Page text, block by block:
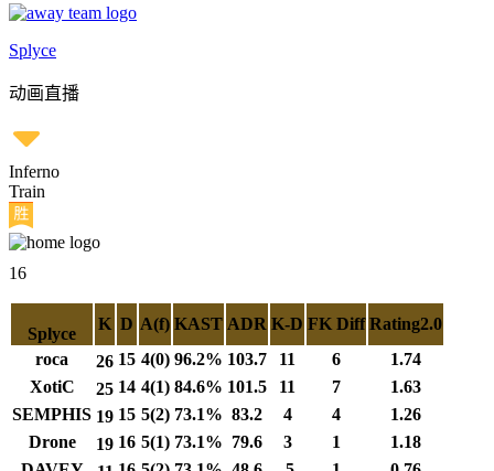
Splyce
动画直播
Inferno
Train
16
Splyce
K D A(f) KAST ADR K-D FK Diff Rating2.0
roca
26 15 4(0) 96.2% 103.7 11 6
1.74
XotiC
25 14 4(1) 84.6% 101.5 11 7
1.63
SEMPHIS 19 15 5(2) 73.1% 83.2 4 4
1.26
Drone
19 16 5(1) 73.1% 79.6 3 1
1.18